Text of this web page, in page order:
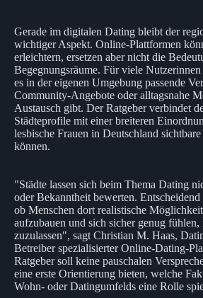
Gerade im digitalen Dating bleibt der
wichtiger Aspekt. Online-Plattformen
erleichtern, ersetzen aber nicht die
Begegnungsräume. Für viele
es in der eigenen Umgebung passende
Community-Angebote oder alltagsnahe
Austausch gibt. Der Ratgeber verbindet
Städteprofile mit einer breiteren
lesbische Frauen in Deutschland
können.
"Städte lassen sich beim Thema Dating
oder Bekanntheit bewerten.
ob Menschen dort realistische
aufzubauen und sich sicher genug fühlen,
zuzulassen", sagt Christian M. Haas,
Betreiber spezialisierter Online-Dating-
Ratgeber soll keine pauschalen
eine erste Orientierung bieten, welche
Wohn- oder Datingumfelds eine Rolle